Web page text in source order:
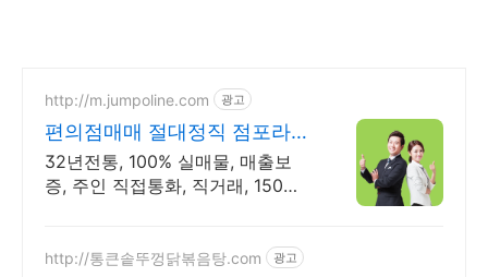
http://m.jumpoline.com 광고
편의점매매 절대정직 점포라인
빠른 직거래 & 안전중개거래
32년전통, 100% 실매물, 매출보
증, 주인 직접통화, 직거래, 150명
http://통큰솥뚜껑닭볶음탕.com 광고